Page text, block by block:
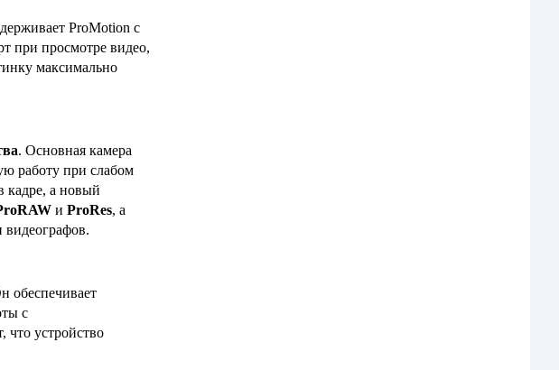
ProMotion с
при просмотре видео,
максимально
. Основная камера
работу при слабом
кадре, а новый
и ProRes, а
обеспечивает
с
что устройство